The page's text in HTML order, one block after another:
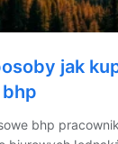
jak
bhp